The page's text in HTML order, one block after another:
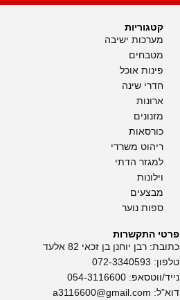
קטגוריות
מערכות ישיבה
מטבחים
פינות אוכל
חדרי שינה
ארונות
מזנונים
כורסאות
ריהוט משרדי
למגזר הדתי
וילונות
מבצעים
ספות נוער
פרטי התקשרות
כתובת: רבן יוחנן בן זכאי 82 אלעד
טלפון: 072-3340593
נייד/ווטסאפ:054-3116600
דוא”ל: a3116600@gmail.com